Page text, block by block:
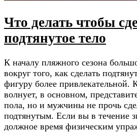
Что делать чтобы
подтянутое тело
К началу пляжного сезона
вокруг того, как сделать
фигуру более привлекательной.
волнует, в основном,
пола, но и мужчины не прочь
подтянутым. Если вы в течение
должное время физическим